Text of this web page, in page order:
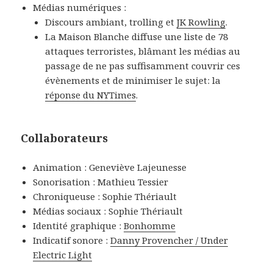
Médias numériques :
Discours ambiant, trolling etJK Rowling.
La Maison Blanche diffuse une liste de 78
attaques terroristes, blâmant les médias au
passage de ne pas suffisamment couvrir ces
évènements et de minimiser le sujet: la
réponse du NYTimes.
Collaborateurs
Animation : Geneviève Lajeunesse
Sonorisation : Mathieu Tessier
Chroniqueuse : Sophie Thériault
Médias sociaux : Sophie Thériault
Identité graphique :Bonhomme
Indicatif sonore :Danny Provencher / Under
Electric Light